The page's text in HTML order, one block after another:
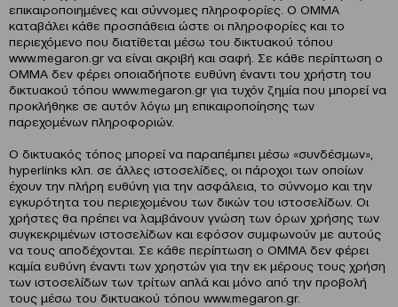
επικαιροποιημένες και σύννομες πληροφορίες. Ο OMMA
καταβάλει κάθε προσπάθεια ώστε οι πληροφορίες και το
περιεχόμενο που διατίθεται μέσω του δικτυακού τόπου
www.megaron.gr να είναι ακριβή και σαφή. Σε κάθε περίπτωση ο
OMMA δεν φέρει οποιαδήποτε ευθύνη έναντι του χρήστη του
δικτυακού τόπου www.megaron.gr για τυχόν ζημία που μπορεί να
προκλήθηκε σε αυτόν λόγω μη επικαιροποίησης των
παρεχομένων πληροφοριών.
Ο δικτυακός τόπος μπορεί να παραπέμπει μέσω «συνδέσμων»,
hyperlinks κλπ. σε άλλες ιστοσελίδες, οι πάροχοι των οποίων
έχουν την πλήρη ευθύνη για την ασφάλεια, το σύννομο και την
εγκυρότητα του περιεχομένου των δικών του ιστοσελίδων. Οι
χρήστες θα πρέπει να λαμβάνουν γνώση των όρων χρήσης των
συγκεκριμένων ιστοσελίδων και εφόσον συμφωνούν με αυτούς
να τους αποδέχονται. Σε κάθε περίπτωση ο OMMA δεν φέρει
καμία ευθύνη έναντι των χρηστών για την εκ μέρους τους χρήση
των ιστοσελίδων των τρίτων απλά και μόνο από την προβολή
τους μέσω του δικτυακού τόπου www.megaron.gr.